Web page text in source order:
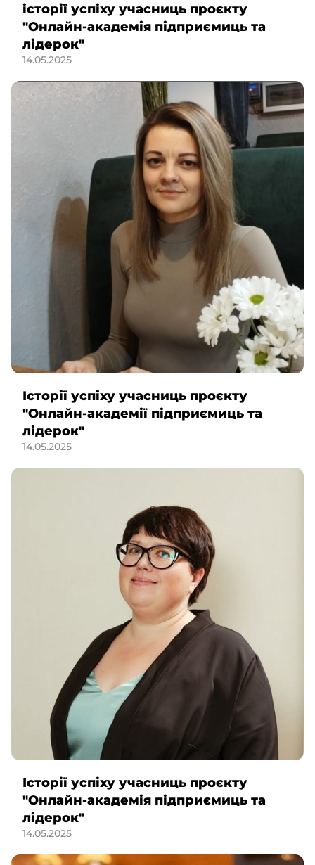
історії успіху учасниць проєкту
"Онлайн-академія підприємиць та
лідерок"
14.05.2025
Історії успіху учасниць проєкту
"Онлайн-академії підприємиць та
лідерок"
14.05.2025
Історії успіху учасниць проєкту
"Онлайн-академія підприємиць та
лідерок"
14.05.2025